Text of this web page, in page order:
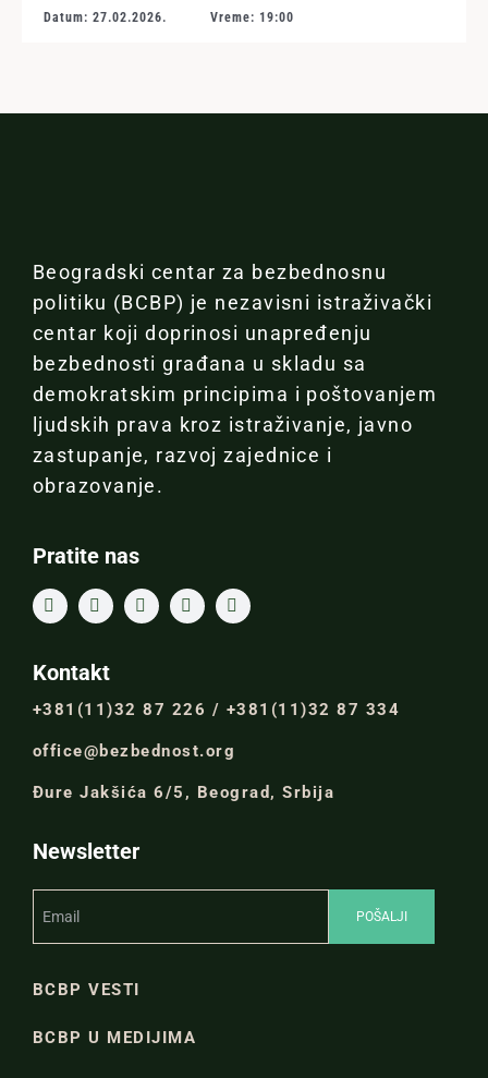
Datum: 27.02.2026. Vreme: 19:00
Beogradski centar za bezbednosnu
politiku (BCBP) je nezavisni istraživački
centar koji doprinosi unapređenju
bezbednosti građana u skladu sa
demokratskim principima i poštovanjem
ljudskih prava kroz istraživanje, javno
zastupanje, razvoj zajednice i
obrazovanje.
Pratite nas
Kontakt
+381(11)32 87 226 / +381(11)32 87 334
office@bezbednost.org
Đure Jakšića 6/5, Beograd, Srbija
Newsletter
BCBP VESTI
BCBP U MEDIJIMA